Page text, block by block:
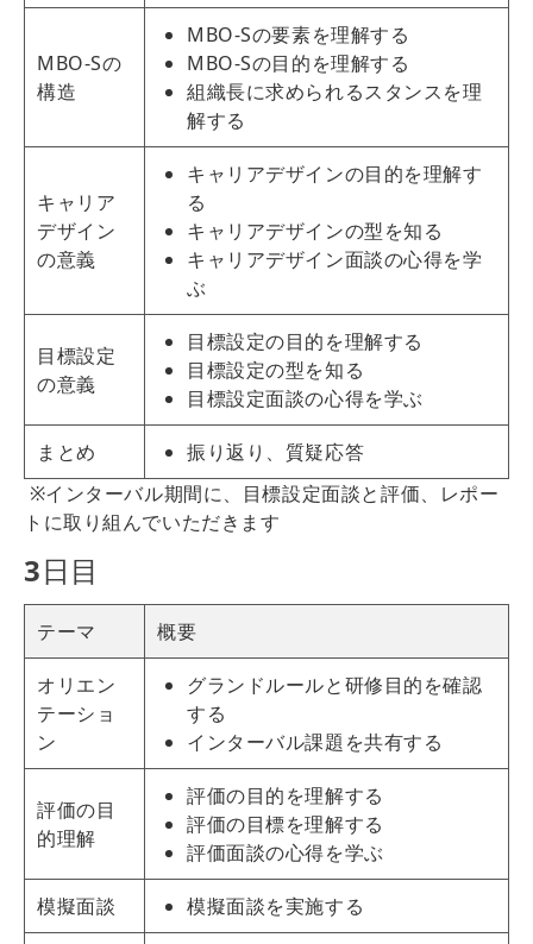
MBO-Sの
構造
MBO-Sの要素を理解する
MBO-Sの目的を理解する
組織長に求められるスタンスを理
解する
キャリア
デザイン
の意義
キャリアデザインの目的を理解す
る
キャリアデザインの型を知る
キャリアデザイン面談の心得を学
ぶ
目標設定
の意義
目標設定の目的を理解する
目標設定の型を知る
目標設定面談の心得を学ぶ
まとめ
振り返り、質疑応答
※インターバル期間に、目標設定面談と評価、レポー
トに取り組んでいただきます
3日目
テーマ 概要
オリエン
テーショ
ン
グランドルールと研修目的を確認
する
インターバル課題を共有する
評価の目
的理解
評価の目的を理解する
評価の目標を理解する
評価面談の心得を学ぶ
模擬面談 模擬面談を実施する